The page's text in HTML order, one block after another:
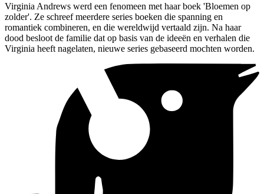
Virginia Andrews werd een fenomeen met haar boek 'Bloemen op
zolder'. Ze schreef meerdere series boeken die spanning en
romantiek combineren, en die wereldwijd vertaald zijn. Na haar
dood besloot de familie dat op basis van de ideeën en verhalen die
Virginia heeft nagelaten, nieuwe series gebaseerd mochten worden.